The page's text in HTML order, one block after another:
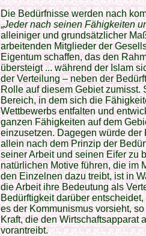
Die Bedürfnisse werden nach
„Jeder nach seinen Fähigkeiten
alleiniger und grundsätzlicher
arbeitenden Mitglieder der
Eigentum schaffen, das den
übersteigt ... während der Islam
der Verteilung – neben der
Rolle auf diesem Gebiet zumisst.
Bereich, in dem sich die
Wettbewerbs entfalten und
ganzen Fähigkeiten auf dem
einzusetzen. Dagegen würde
allein nach dem Prinzip der
seiner Arbeit und seinen Eifer zu
natürlichen Motive führen, die im
den Einzelnen dazu treibt, ist in
die Arbeit ihre Bedeutung als
Bedürftigkeit darüber
es der Kommunismus vorsieht,
Kraft, die den Wirtschaftsapparat
vorantreibt.